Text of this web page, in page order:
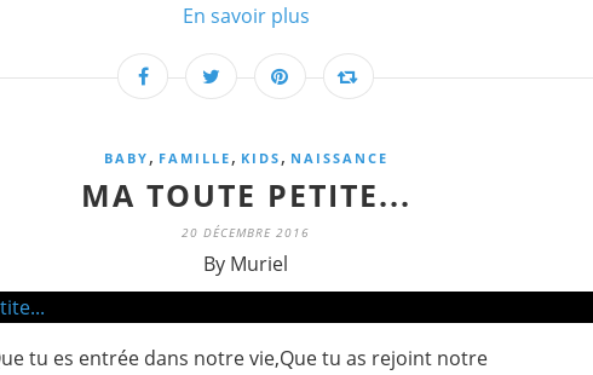
En savoir plus
BABY, FAMILLE, KIDS, NAISSANCE
MA TOUTE PETITE...
20 DÉCEMBRE 2016
By Muriel
tu es entrée dans notre vie,Que tu as rejoint notre